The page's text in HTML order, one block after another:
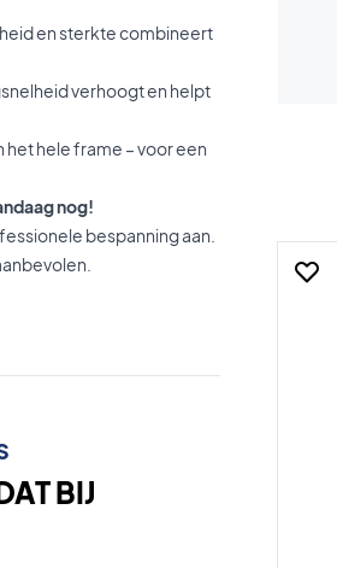
en sterkte combineert
verhoogt en helpt
hele frame – voor een
nog!
bespanning aan.
BIJ